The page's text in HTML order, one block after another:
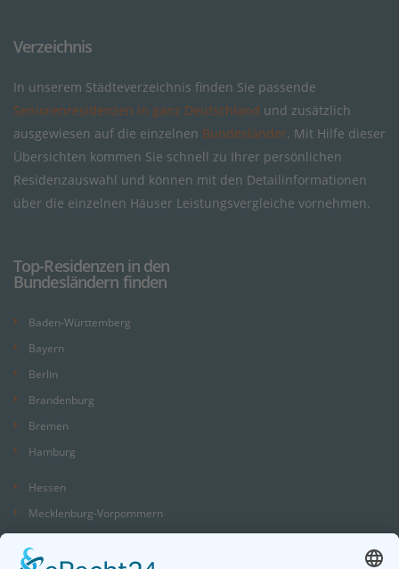
Verzeichnis
In unserem Städteverzeichnis finden Sie passende
Seniorenresidenzen in ganz Deutschland und zusätzlich
ausgewiesen auf die einzelnen Bundesländer. Mit Hilfe dieser
Übersichten kommen Sie schnell zu Ihrer persönlichen
Residenzauswahl und können mit den Detailinformationen
über die einzelnen Häuser Leistungsvergleiche vornehmen.
Top-Residenzen in den
Bundesländern finden
Baden-Württemberg
Bayern
Berlin
Brandenburg
Bremen
Hamburg
Hessen
Mecklenburg-Vorpommern
Niedersachsen
Nordrhein-Westfalen